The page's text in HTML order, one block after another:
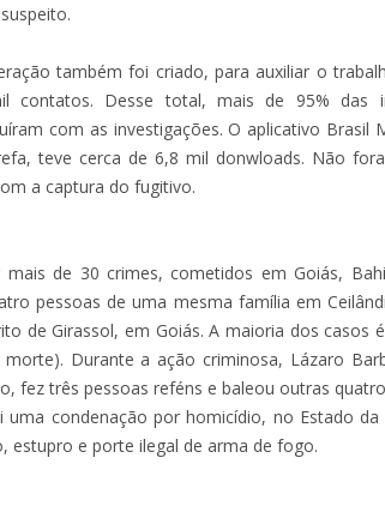
também foi criado, para auxiliar o
contatos. Desse total, mais de 95% das
com as investigações. O aplicativo Brasil
teve cerca de 6,8 mil donwloads. Não
a captura do fugitivo.
de 30 crimes, cometidos em Goiás,
pessoas de uma mesma família em
de Girassol, em Goiás. A maioria dos casos
Durante a ação criminosa, Lázaro
fez três pessoas reféns e baleou outras
condenação por homicídio, no Estado
estupro e porte ilegal de arma de fogo.